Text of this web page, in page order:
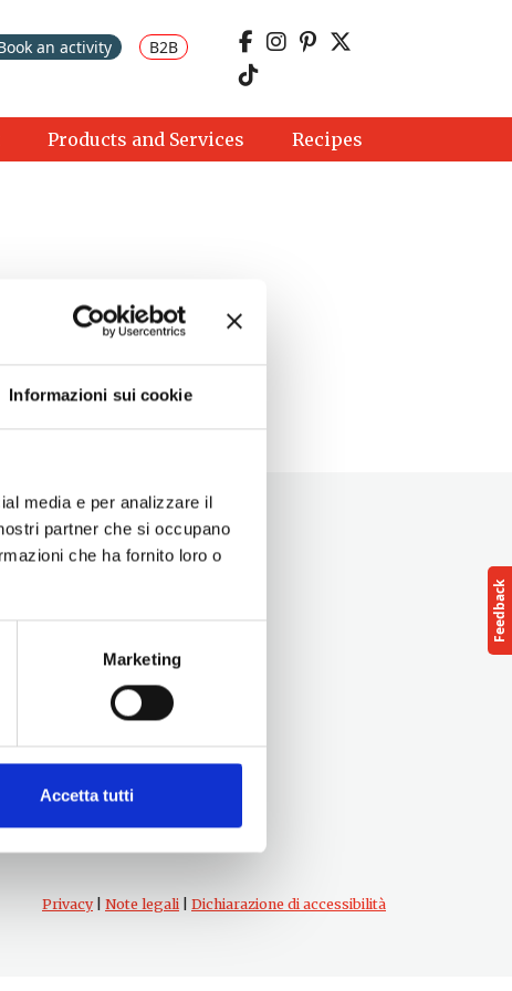
Informazioni sui cookie
media e per analizzare il
partner che si occupano
che ha fornito loro o
Marketing
Accetta tutti
an activity B2B
Products and Services Recipes
Follow us
Privacy| Note legali Dichiarazione di accessibilità